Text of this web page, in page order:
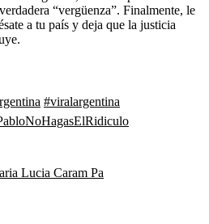
“vergüenza”. Finalmente, le
a tu país y deja que la justicia
#viralargentina
Lucia Caram Pa